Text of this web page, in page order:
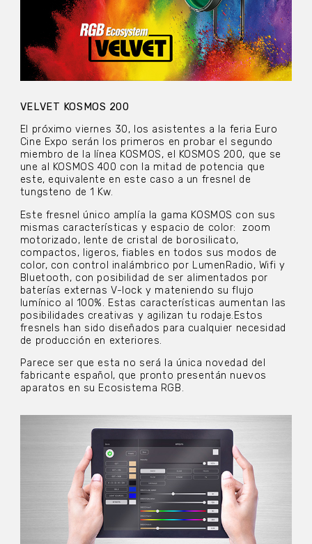
VELVET KOSMOS 200
El próximo viernes 30, los asistentes a la feria Euro
Cine Expo serán los primeros en probar el segundo
miembro de la línea KOSMOS, el KOSMOS 200, que se
une al KOSMOS 400 con la mitad de potencia que
este, equivalente en este caso a un fresnel de
tungsteno de 1 Kw.
Este fresnel único amplía la gama KOSMOS con sus
mismas características y espacio de color: zoom
motorizado, lente de cristal de borosilicato,
compactos, ligeros, fiables en todos sus modos de
color, con control inalámbrico por LumenRadio, Wifi y
Bluetooth, con posibilidad de ser alimentados por
baterías externas V-lock y mateniendo su flujo
lumínico al 100%. Estas características aumentan las
posibilidades creativas y agilizan tu rodaje.Estos
fresnels han sido diseñados para cualquier necesidad
de producción en exteriores.
Parece ser que esta no será la única novedad del
fabricante español, que pronto presentán nuevos
aparatos en su Ecosistema RGB.